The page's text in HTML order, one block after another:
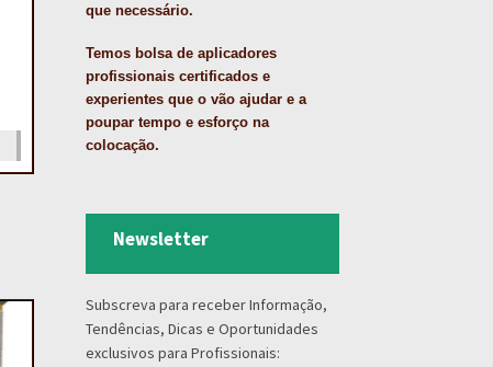
que necessário.
Temos bolsa de aplicadores
profissionais certificados e
experientes que o vão ajudar e a
poupar tempo e esforço na
colocação.
Newsletter
Subscreva para receber Informação,
Tendências, Dicas e Oportunidades
exclusivos para Profissionais: